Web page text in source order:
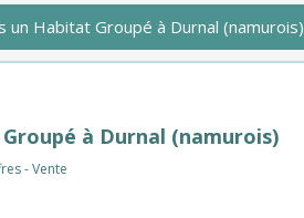
Habitat Groupé à Durnal (namurois)
à Durnal (namurois)
- Vente